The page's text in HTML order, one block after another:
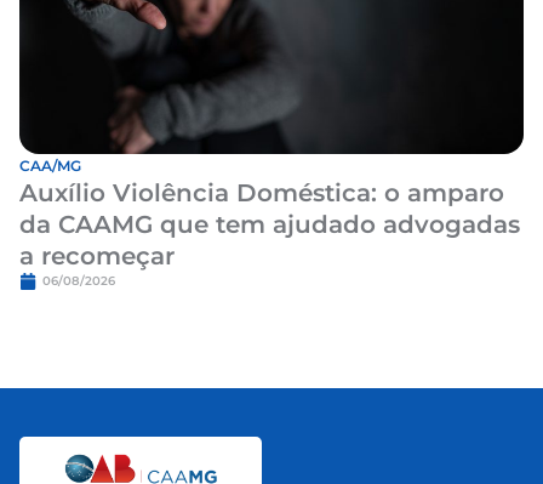
CAA/MG
Auxílio Violência Doméstica: o amparo
da CAAMG que tem ajudado advogadas
a recomeçar
06/08/2026